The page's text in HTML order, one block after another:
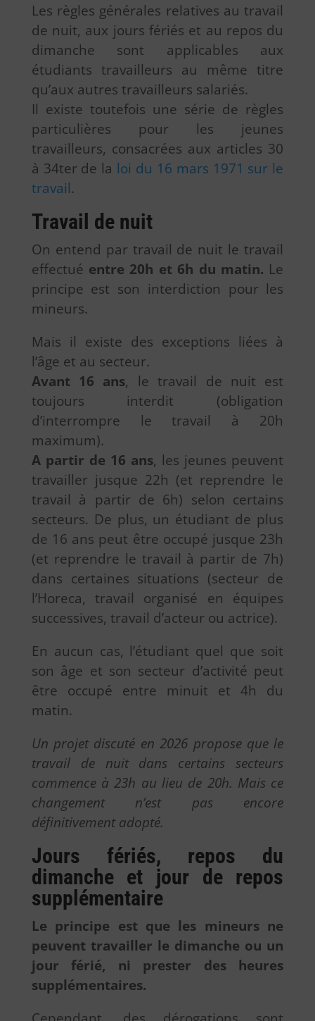
Les règles générales relatives au travail
de nuit, aux jours fériés et au repos du
dimanche sont applicables aux
étudiants travailleurs au même titre
qu’aux autres travailleurs salariés.
Il existe toutefois une série de règles
particulières pour les jeunes
travailleurs, consacrées aux articles 30
à 34ter de la loi du 16 mars 1971 sur le
travail.
Travail de nuit
On entend par travail de nuit le travail
effectué entre 20h et 6h du matin. Le
principe est son interdiction pour les
mineurs.
Mais il existe des exceptions liées à
l’âge et au secteur.
Avant 16 ans, le travail de nuit est
toujours interdit (obligation
d’interrompre le travail à 20h
maximum).
A partir de 16 ans, les jeunes peuvent
travailler jusque 22h (et reprendre le
travail à partir de 6h) selon certains
secteurs. De plus, un étudiant de plus
de 16 ans peut être occupé jusque 23h
(et reprendre le travail à partir de 7h)
dans certaines situations (secteur de
l’Horeca, travail organisé en équipes
successives, travail d’acteur ou actrice).
En aucun cas, l’étudiant quel que soit
son âge et son secteur d’activité peut
être occupé entre minuit et 4h du
matin.
Un projet discuté en 2026 propose que le
travail de nuit dans certains secteurs
commence à 23h au lieu de 20h. Mais ce
changement n’est pas encore
définitivement adopté.
Jours fériés, repos du
dimanche et jour de repos
supplémentaire
Le principe est que les mineurs ne
peuvent travailler le dimanche ou un
jour férié, ni prester des heures
supplémentaires.